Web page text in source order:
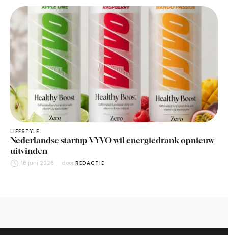
LIFESTYLE
Nederlandse startup VYVO wil energiedrank opnieuw
uitvinden
18 juni 2026 door REDACTIE